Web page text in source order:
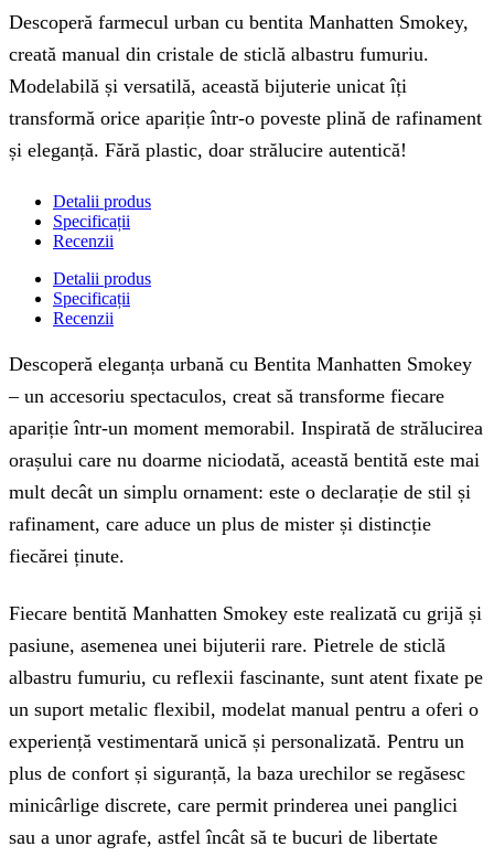
Descoperă farmecul urban cu bentita Manhatten Smokey,
creată manual din cristale de sticlă albastru fumuriu.
Modelabilă și versatilă, această bijuterie unicat îți
transformă orice apariție într-o poveste plină de rafinament
și eleganță. Fără plastic, doar strălucire autentică!
Detalii produs
Specificații
Recenzii
Detalii produs
Specificații
Recenzii
Descoperă eleganța urbană cu Bentita Manhatten Smokey
– un accesoriu spectaculos, creat să transforme fiecare
apariție într-un moment memorabil. Inspirată de strălucirea
orașului care nu doarme niciodată, această bentită este mai
mult decât un simplu ornament: este o declarație de stil și
rafinament, care aduce un plus de mister și distincție
fiecărei ținute.
Fiecare bentită Manhatten Smokey este realizată cu grijă și
pasiune, asemenea unei bijuterii rare. Pietrele de sticlă
albastru fumuriu, cu reflexii fascinante, sunt atent fixate pe
un suport metalic flexibil, modelat manual pentru a oferi o
experiență vestimentară unică și personalizată. Pentru un
plus de confort și siguranță, la baza urechilor se regăsesc
minicârlige discrete, care permit prinderea unei panglici
sau a unor agrafe, astfel încât să te bucuri de libertate